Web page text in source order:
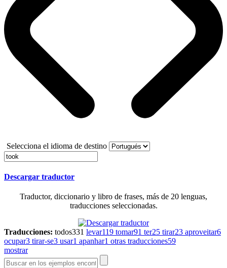
Selecciona el idioma de destino
Descargar traductor
Traductor, diccionario y libro de frases, más de 20 lenguas,
traducciones seleccionadas.
Traducciones: todos331 levar119 tomar91 ter25 tirar23 aproveitar6
ocupar3 tirar-se3 usar1 apanhar1 otras traducciones59
mostrar